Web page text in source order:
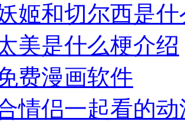
姬和切尔西是
美是什么梗介绍
费漫画软件
情侣一起看的